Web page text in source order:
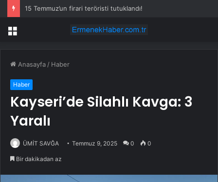
15 Temmuz’un firari teröristi tutuklandı!
Menü
Anasayfa / Haber
Haber
Kayseri’de Silahlı Kavga: 3
Yaralı
ÜMİT SAVĞA Temmuz 9, 2025 0 0
Bir dakikadan az